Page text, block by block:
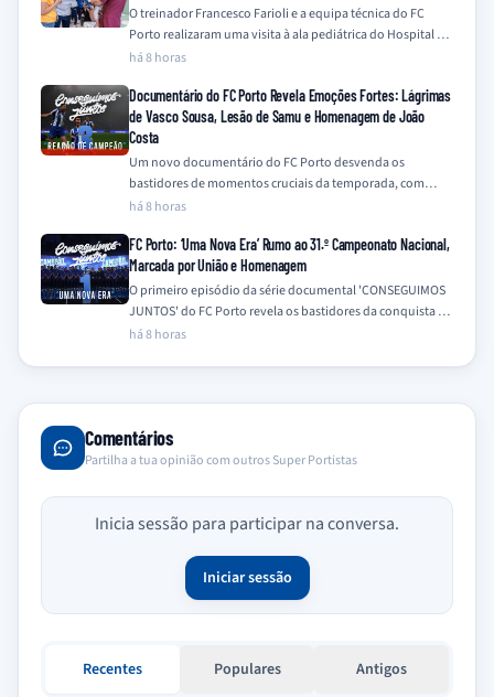
O treinador Francesco Farioli e a equipa técnica do FC
Porto realizaram uma visita à ala pediátrica do Hospital de
São João,…
há 8 horas
Documentário do FC Porto Revela Emoções Fortes: Lágrimas
de Vasco Sousa, Lesão de Samu e Homenagem de João
Costa
Um novo documentário do FC Porto desvenda os
bastidores de momentos cruciais da temporada, com
destaque para a emotiva recuperação de Vasco…
há 8 horas
FC Porto: ‘Uma Nova Era’ Rumo ao 31.º Campeonato Nacional,
Marcada por União e Homenagem
O primeiro episódio da série documental 'CONSEGUIMOS
JUNTOS' do FC Porto revela os bastidores da conquista do
31.º Campeonato Nacional na época…
há 8 horas
Comentários
Partilha a tua opinião com outros Super Portistas
Inicia sessão para participar na conversa.
Iniciar sessão
Recentes Populares Antigos